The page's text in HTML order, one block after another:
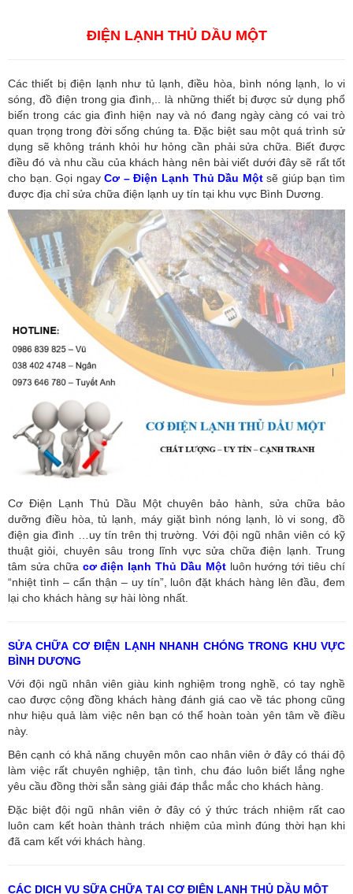
ĐIỆN LẠNH THỦ DẦU MỘT
Các thiết bị điện lạnh như tủ lạnh, điều hòa, bình nóng lạnh, lo vi
sóng, đồ điện trong gia đình,.. là những thiết bị được sử dụng phổ
biến trong các gia đình hiện nay và nó đang ngày càng có vai trò
quan trọng trong đời sống chúng ta. Đặc biệt sau một quá trình sử
dụng sẽ không tránh khỏi hư hỏng cần phải sửa chữa. Biết được
điều đó và nhu cầu của khách hàng nên bài viết dưới đây sẽ rất tốt
cho bạn. Gọi ngayCơ – Điện Lạnh Thủ Dầu Một sẽ giúp bạn tìm
được địa chỉ sửa chữa điện lạnh uy tín tại khu vực Bình Dương.
Cơ Điện Lạnh Thủ Dầu Một chuyên bảo hành, sửa chữa bảo
dưỡng điều hòa, tủ lạnh, máy giặt bình nóng lạnh, lò vi song, đồ
điện gia đình …uy tín trên thị trường. Với đội ngũ nhân viên có kỹ
thuật giỏi, chuyên sâu trong lĩnh vực sửa chữa điện lạnh. Trung
tâm sửa chữa cơ điện lạnh Thủ Dầu Mộtluôn hướng tới tiêu chí
“nhiệt tình – cẩn thận – uy tín”, luôn đặt khách hàng lên đầu, đem
lại cho khách hàng sự hài lòng nhất.
SỬA CHỮA CƠ ĐIỆN LẠNH NHANH CHÓNG TRONG KHU VỰC
BÌNH DƯƠNG
Với đội ngũ nhân viên giàu kinh nghiệm trong nghề, có tay nghề
cao được cộng đồng khách hàng đánh giá cao về tác phong cũng
như hiệu quả làm việc nên bạn có thể hoàn toàn yên tâm về điều
này.
Bên cạnh có khả năng chuyên môn cao nhân viên ở đây có thái độ
làm việc rất chuyên nghiệp, tận tình, chu đáo luôn biết lắng nghe
yêu cầu đồng thời sẵn sàng giải đáp thắc mắc cho khách hàng.
Đặc biệt đội ngũ nhân viên ở đây có ý thức trách nhiệm rất cao
luôn cam kết hoàn thành trách nhiệm của mình đúng thời hạn khi
đã cam kết với khách hàng.
CÁC DỊCH VỤ SỮA CHỮA TẠI CƠ ĐIỆN LẠNH THỦ DẦU MỘT